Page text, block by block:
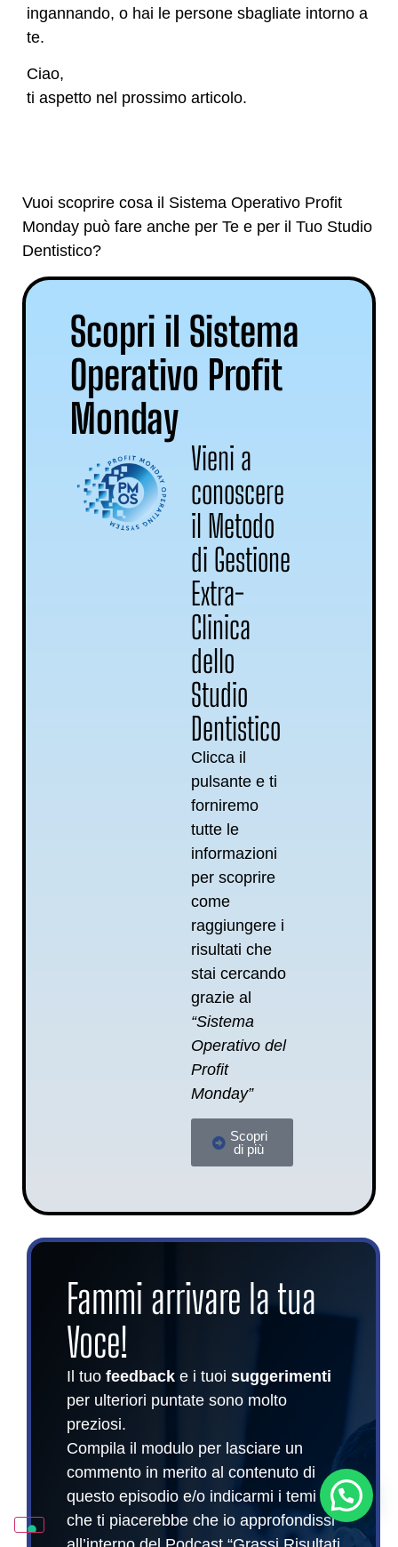
ingannando, o hai le persone sbagliate intorno a
te.
Ciao,
ti aspetto nel prossimo articolo.
Vuoi scoprire cosa il Sistema Operativo Profit
Monday può fare anche per Te e per il Tuo Studio
Dentistico?
Scopri il Sistema
Operativo Profit
Monday
Vieni a
conoscere
il Metodo
di Gestione
Extra-
Clinica
dello
Studio
Dentistico
Clicca il
pulsante e ti
forniremo
tutte le
informazioni
per scoprire
come
raggiungere i
risultati che
stai cercando
grazie al
“Sistema
Operativo del
Profit
Monday”
Scopri
di più
Fammi arrivare la tua
Voce!
Il tuo feedback e i tuoi suggerimenti
per ulteriori puntate sono molto
preziosi.
Compila il modulo per lasciare un
commento in merito al contenuto di
questo episodio e/o indicarmi i temi
che ti piacerebbe che io approfondissi
Posso aiutarti? Sono Sara